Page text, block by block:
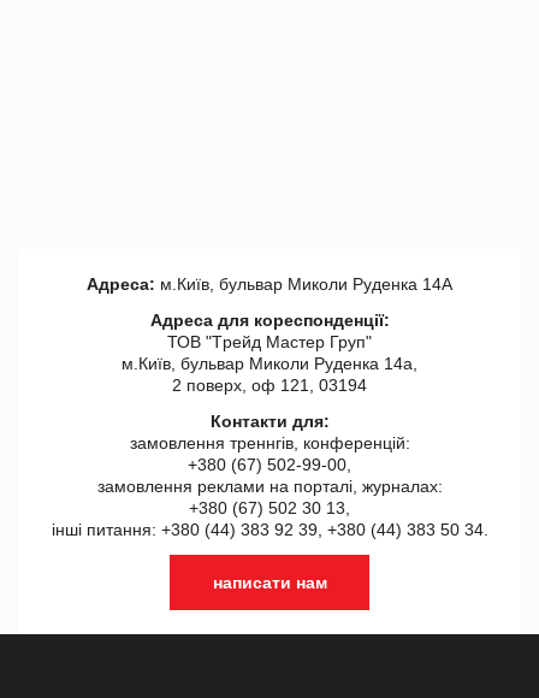
Адреса: м.Київ, бульвар Миколи Руденка 14А
Адреса для кореспонденції:
ТОВ "Tрейд Мастер Груп"
м.Київ, бульвар Миколи Руденка 14а,
2 поверх, оф 121, 03194
Контакти для:
замовлення треннгів, конференцій:
+380 (67) 502-99-00,
замовлення реклами на порталі, журналах:
+380 (67) 502 30 13,
інші питання: +380 (44) 383 92 39, +380 (44) 383 50 34.
написати нам